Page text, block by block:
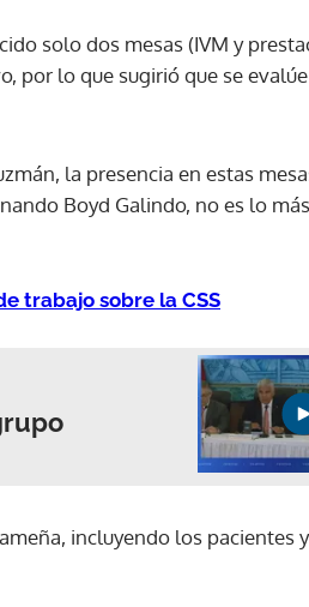
boletín.
solo dos mesas (IVM y
por lo que sugirió que se
la presencia en estas
Boyd Galindo, no es lo más
trabajo sobre la CSS
incluyendo los pacientes y